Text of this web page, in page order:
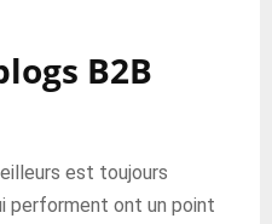
B2B
est toujours
performent ont un point